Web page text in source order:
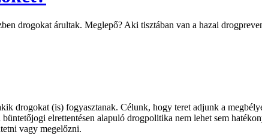
drogokat árultak. Meglepő? Aki tisztában van a hazai
drogokat (is) fogyasztanak. Célunk, hogy teret adjunk a
elrettentésen alapuló drogpolitika nem lehet sem
vagy megelőzni.